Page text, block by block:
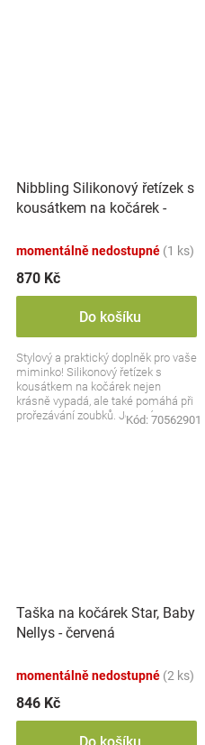
Nibbling Silikonový řetízek s
kousátkem na kočárek -
momentálně nedostupné (1 ks)
870 Kč
Do košíku
Stylový a praktický doplněk pro vaše
miminko! Silikonový řetízek s
kousátkem na kočárek nejen
krásně vypadá, ale také pomáhá při
prořezávání zoubků. Jemné
Kód: 70562901
Taška na kočárek Star, Baby
Nellys - červená
momentálně nedostupné (2 ks)
846 Kč
Do košíku